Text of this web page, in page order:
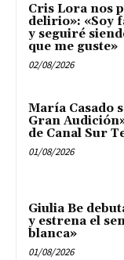
Cris Lora nos
delirio»: «Soy
y seguiré
que me guste»
02/08/2026
María Casado
Gran
de Canal Sur
01/08/2026
Giulia Be
y estrena el
blanca»
01/08/2026